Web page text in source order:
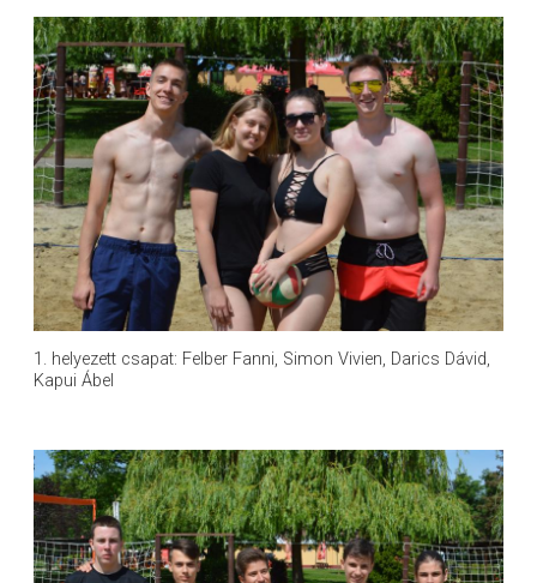
1. helyezett csapat: Felber Fanni, Simon Vivien, Darics Dávid,
Kapui Ábel